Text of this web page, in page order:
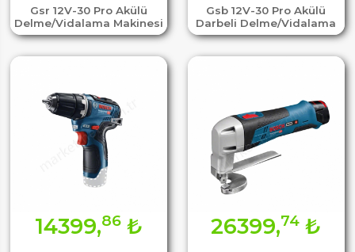
Gsr 12V-30 Pro Akülü
Delme/Vidalama Makinesi
Gsb 12V-30 Pro Akülü
Darbeli Delme/Vidalama
14399,86 ₺ 26399,74 ₺